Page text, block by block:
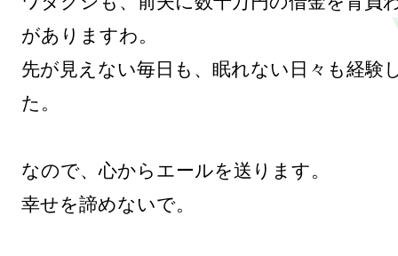
がありますわ。
先が見えない毎日も、眠れない日々も経験
た。
なので、心からエールを送ります。
幸せを諦めないで。